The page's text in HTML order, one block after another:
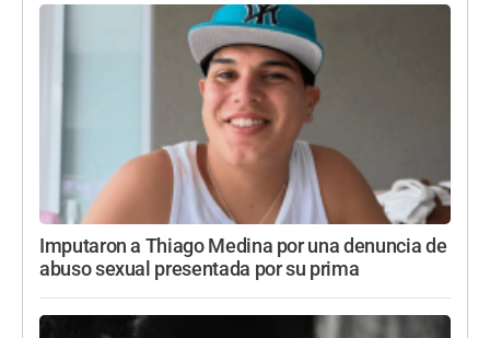
Imputaron a Thiago Medina por una denuncia de
abuso sexual presentada por su prima